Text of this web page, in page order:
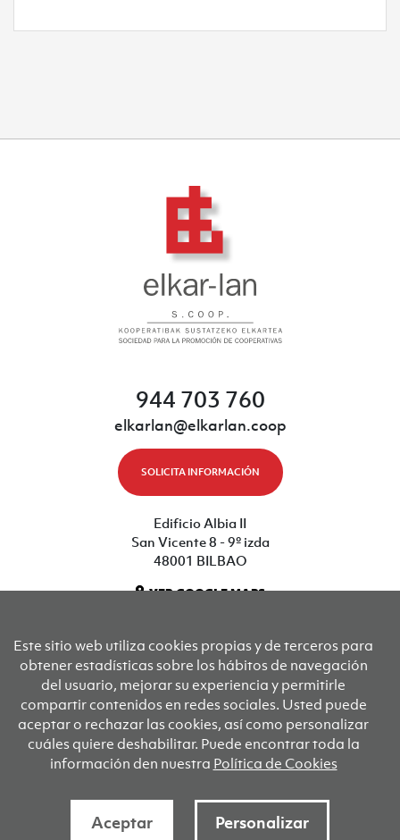
944 703 760
elkarlan@elkarlan.coop
SOLICITA INFORMACIÓN
Edificio Albia II
San Vicente 8 - 9º izda
48001 BILBAO
VER GOOGLE MAPS
Sus socios fundadores son
KOOPERATIBEN KONTSEILUA
Este sitio web utiliza cookies propias y de terceros para
obtener estadísticas sobre los hábitos de navegación
del usuario, mejorar su experiencia y permitirle
compartir contenidos en redes sociales. Usted puede
aceptar o rechazar las cookies, así como personalizar
cuáles quiere deshabilitar. Puede encontrar toda la
información den nuestra Política de Cookies
Aceptar Personalizar